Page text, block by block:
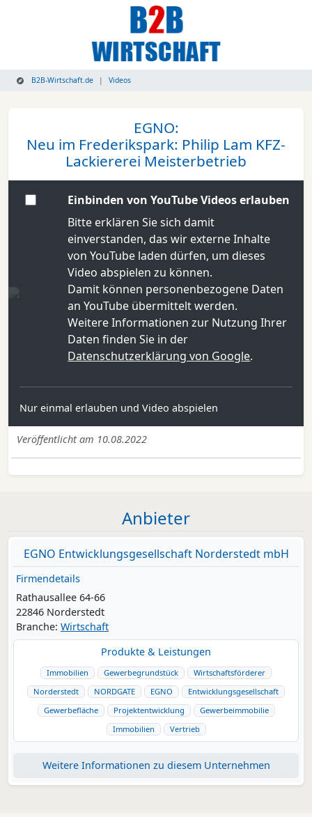
B2B-Wirtschaft.de Videos
EGNO:
Neu im Frederikspark: Philip Lam KFZ-
Lackiererei Meisterbetrieb
Einbinden von YouTube Videos erlauben
Bitte erklären Sie sich damit
einverstanden, das wir externe Inhalte
von YouTube laden dürfen, um dieses
Video abspielen zu können.
Damit können personenbezogene Daten
an YouTube übermittelt werden.
Weitere Informationen zur Nutzung Ihrer
Daten finden Sie in der
Datenschutzerklärung von Google.
Nur einmal erlauben und Video abspielen
Veröffentlicht am 10.08.2022
Anbieter
EGNO Entwicklungsgesellschaft Norderstedt mbH
Firmendetails
Rathausallee 64-66
22846 Norderstedt
Branche: Wirtschaft
Produkte & Leistungen
Immobilien Gewerbegrundstück
Wirtschaftsförderer
Norderstedt
NORDGATE EGNO
Entwicklungsgesellschaft
Gewerbefläche
Projektentwicklung
Gewerbeimmobilie
Immobilien
Vertrieb
Weitere Informationen zu diesem Unternehmen